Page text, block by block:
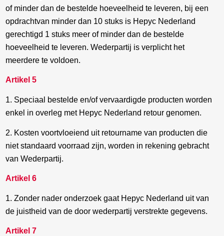
of minder dan de bestelde hoeveelheid te leveren, bij een
opdrachtvan minder dan 10 stuks is Hepyc Nederland
gerechtigd 1 stuks meer of minder dan de bestelde
hoeveelheid te leveren. Wederpartij is verplicht het
meerdere te voldoen.
Artikel 5
1. Speciaal bestelde en/of vervaardigde producten worden
enkel in overleg met Hepyc Nederland retour genomen.
2. Kosten voortvloeiend uit retourname van producten die
niet standaard voorraad zijn, worden in rekening gebracht
van Wederpartij.
Artikel 6
1. Zonder nader onderzoek gaat Hepyc Nederland uit van
de juistheid van de door wederpartij verstrekte gegevens.
Artikel 7